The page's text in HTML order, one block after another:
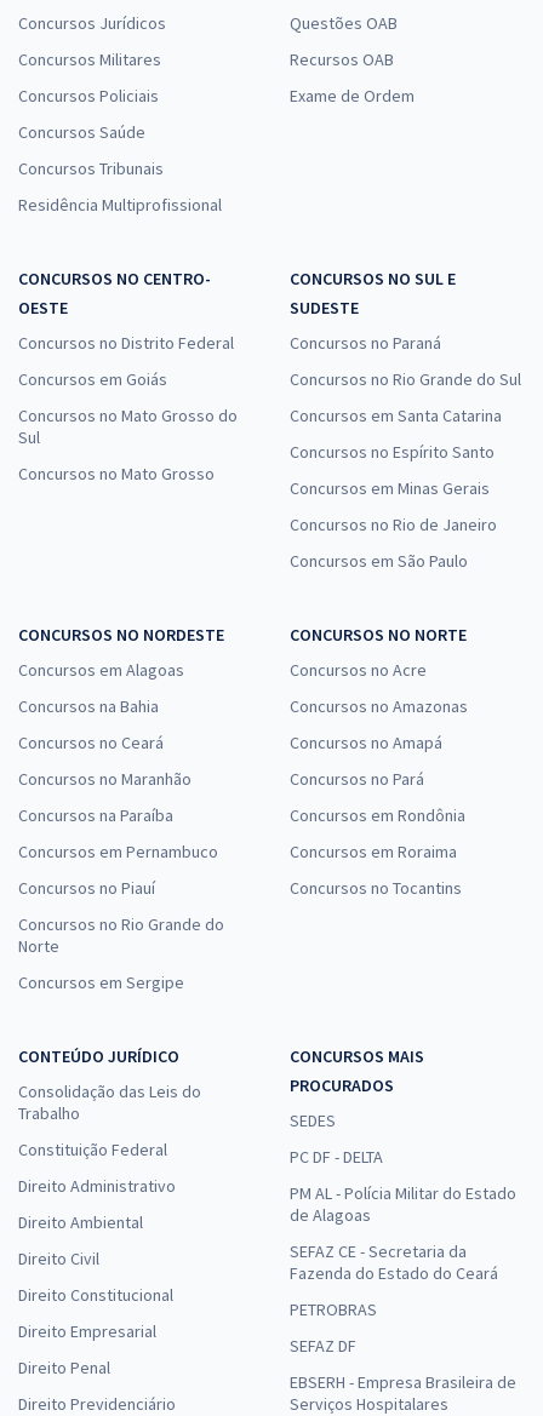
Concursos Jurídicos
Concursos Militares
Concursos Policiais
Concursos Saúde
Concursos Tribunais
Residência Multiprofissional
Questões OAB
Recursos OAB
Exame de Ordem
CONCURSOS NO CENTRO-
OESTE
Concursos no Distrito Federal
Concursos em Goiás
Concursos no Mato Grosso do
Sul
Concursos no Mato Grosso
CONCURSOS NO SUL E
SUDESTE
Concursos no Paraná
Concursos no Rio Grande do Sul
Concursos em Santa Catarina
Concursos no Espírito Santo
Concursos em Minas Gerais
Concursos no Rio de Janeiro
Concursos em São Paulo
CONCURSOS NO NORDESTE
Concursos em Alagoas
Concursos na Bahia
Concursos no Ceará
Concursos no Maranhão
Concursos na Paraíba
Concursos em Pernambuco
Concursos no Piauí
Concursos no Rio Grande do
Norte
Concursos em Sergipe
CONCURSOS NO NORTE
Concursos no Acre
Concursos no Amazonas
Concursos no Amapá
Concursos no Pará
Concursos em Rondônia
Concursos em Roraima
Concursos no Tocantins
CONTEÚDO JURÍDICO
Consolidação das Leis do
Trabalho
Constituição Federal
Direito Administrativo
Direito Ambiental
Direito Civil
Direito Constitucional
Direito Empresarial
Direito Penal
Direito Previdenciário
CONCURSOS MAIS
PROCURADOS
SEDES
PC DF - DELTA
PM AL - Polícia Militar do Estado
de Alagoas
SEFAZ CE - Secretaria da
Fazenda do Estado do Ceará
PETROBRAS
SEFAZ DF
EBSERH - Empresa Brasileira de
Serviços Hospitalares